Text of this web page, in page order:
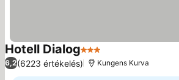
Hotell Dialog3 Kategória
6,2(6223 értékelés) Kungens Kurva